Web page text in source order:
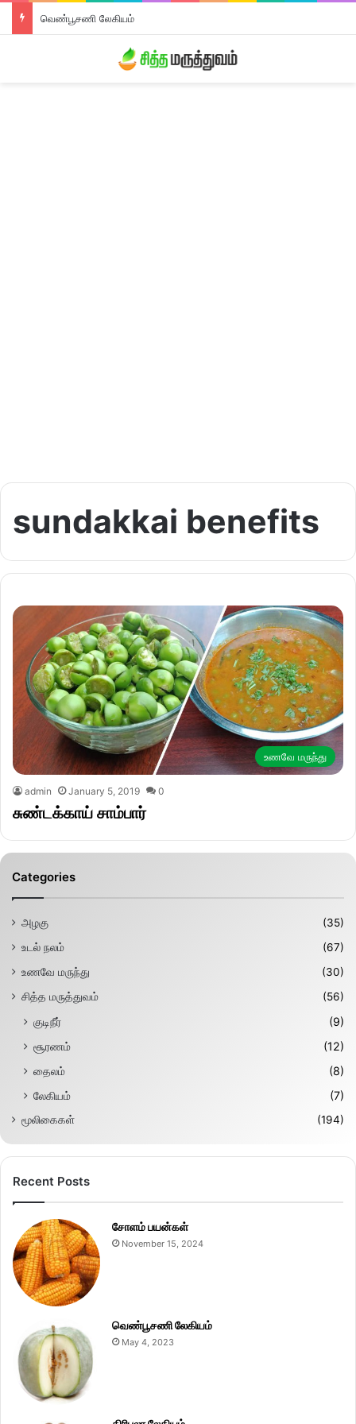
வெண்பூசணி லேகியம்
sundakkai benefits
உணவே மருந்து
admin January 5, 2019 0
சுண்டக்காய் சாம்பார்
Categories
அழகு
(35)
உடல் நலம்
(67)
உணவே மருந்து
(30)
சித்த மருத்துவம்
(56)
குடிநீர்
(9)
சூரணம்
(12)
தைலம்
(8)
லேகியம்
(7)
மூலிகைகள் (194)
Recent Posts
சோளம் பயன்கள்
November 15, 2024
வெண்பூசணி லேகியம்
May 4, 2023